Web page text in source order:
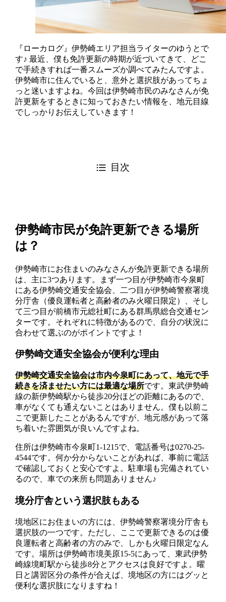
『ローカログ』伊勢崎エリア担当ライターのゆうとで
す♪ 最近、僕も免許更新の時期が近づいてきて、どこ
で手続きすれば一番スムーズか調べてみたんですよ。
伊勢崎市に住んでいると、意外と選択肢があってちょ
っと迷いますよね。今回は伊勢崎市民のみなさんが免
許更新をするときに知っておきたい情報を、地元目線
でしっかりお伝えしていきます！
目次
伊勢崎市民が免許更新できる場所
は？
伊勢崎市にお住まいのみなさんが免許更新できる場所
は、主に3つあります。まず一つ目が伊勢崎市今泉町
にある伊勢崎交通安全協会、二つ目が伊勢崎警察署境
分庁舎（優良運転者と高齢者のみ火曜日限定）、そし
て三つ目が前橋市元総社町にある群馬県総合交通セン
ターです。それぞれに特徴があるので、自分の状況に
合わせて選ぶのがポイントですよ！
伊勢崎交通安全協会が便利な理由
伊勢崎交通安全協会は市内今泉町にあって、地元で手
続きを済ませたい方には最適な場所です。東武伊勢崎
線の新伊勢崎駅から徒歩20分ほどの距離にあるので、
車がなくても通えないことはありません。僕も以前こ
こで更新したことがあるんですが、地元感があって落
ち着いた雰囲気が良いんですよね。
住所は伊勢崎市今泉町1-1215で、電話番号は0270-25-
4544です。何か分からないことがあれば、事前に電話
で確認しておくと安心ですよ。駐車場も完備されてい
るので、車での来所も問題ありません♪
境分庁舎という選択肢もある
境地区にお住まいの方には、伊勢崎警察署境分庁舎も
選択肢の一つです。ただし、ここで更新できるのは優
良運転者と高齢者の方のみで、しかも火曜日限定なん
です。場所は伊勢崎市境美原15-5にあって、東武伊勢
崎線境町駅から徒歩8分とアクセスは良好ですよ。曜
日と講習区分の条件が合えば、境地区の方にはグッと
便利な選択肢になりますね！